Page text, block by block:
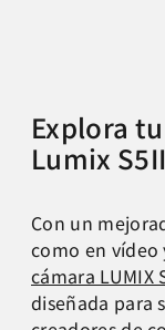
Explora
Lumix S5II
Con un
como en
cámara LUMIX
diseñada para